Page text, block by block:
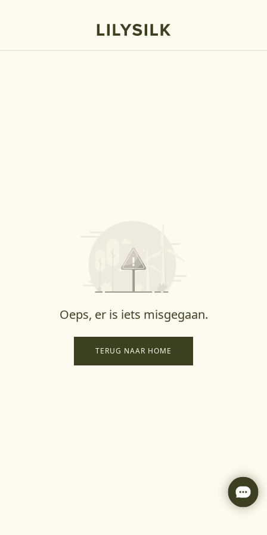
Oeps, er is iets misgegaan.
TERUG NAAR HOME